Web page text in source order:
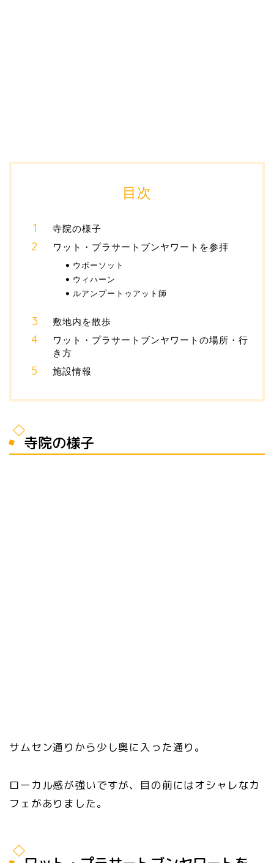
目次
寺院の様子
ワット・プラサートブンヤワートを参拝
ウボーソット
ウィハーン
ルアンプートゥアット師
敷地内を散歩
ワット・プラサートブンヤワートの場所・行
き方
施設情報
寺院の様子
サムセン通りから少し奥に入った通り。
ローカル感が強いですが、目の前にはオシャレなカ
フェがありました。